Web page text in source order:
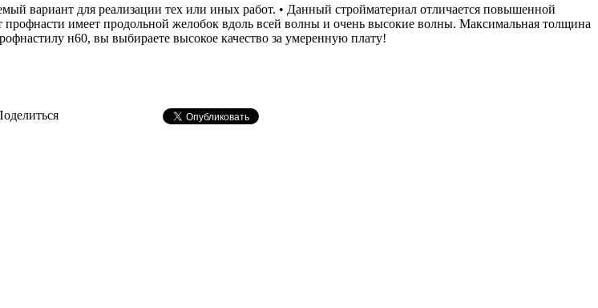
вариант для реализации тех или иных работ. • Данный стройматериал отличается повышенной
имеет продольной желобок вдоль всей волны и очень высокие волны. Максимальная толщина
н60, вы выбираете высокое качество за умеренную плату!